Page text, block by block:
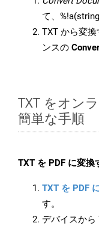
て、
TXT から変
ンスの
TXT をオン
簡単な手順
TXT を PDF に変換
TXT を PDF
す。
デバイスから